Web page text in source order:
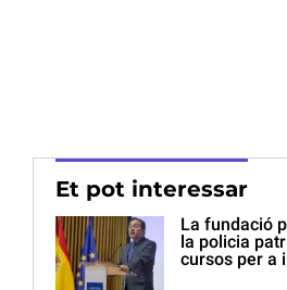
Et pot interessar
La fundació
la policia
cursos per a